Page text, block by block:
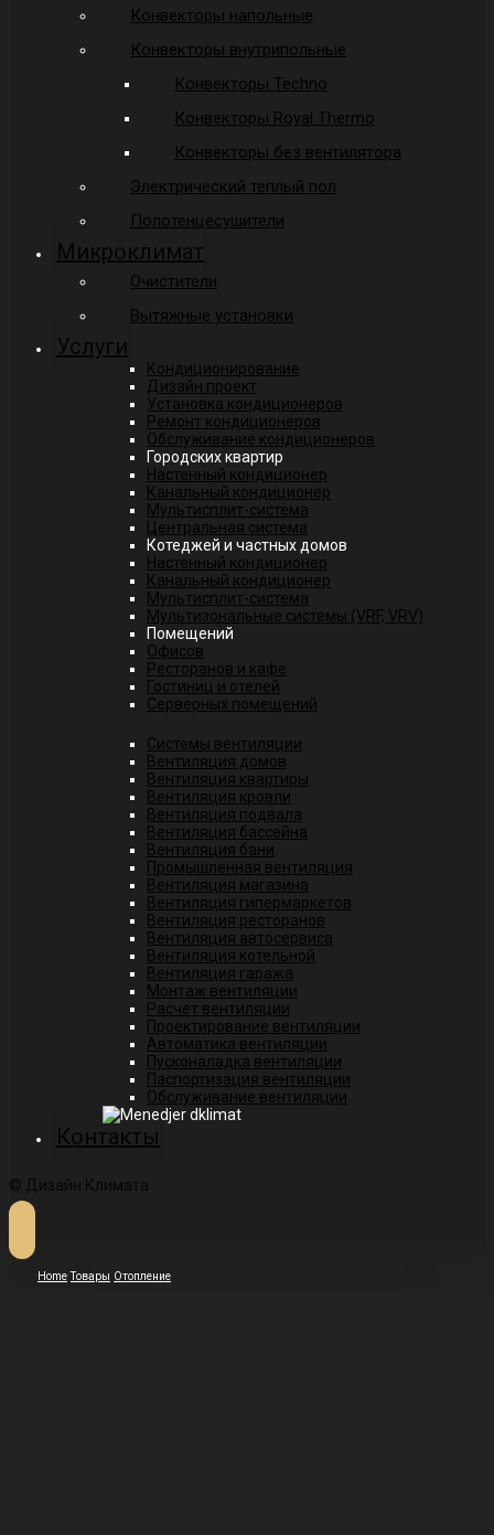
Конвекторы напольные
Конвекторы внутрипольные
Конвекторы Techno
Конвекторы Royal Thermo
Конвекторы без вентилятора
Электрический теплый пол
Полотенцесушители
Микроклимат
Очистители
Вытяжные установки
Услуги
Кондиционирование
Дизайн проект
Установка кондиционеров
Ремонт кондиционеров
Обслуживание кондиционеров
Городских квартир
Настенный кондиционер
Канальный кондиционер
Мультисплит-система
Центральная система
Котеджей и частных домов
Настенный кондиционер
Канальный кондиционер
Мультисплит-система
Мультизональные системы (VRF, VRV)
Помещений
Офисов
Ресторанов и кафе
Гостиниц и отелей
Серверных помещений
Системы вентиляции
Вентиляция домов
Вентиляция квартиры
Вентиляция кровли
Вентиляция подвала
Вентиляция бассейна
Вентиляция бани
Промышленная вентиляция
Вентиляция магазина
Вентиляция гипермаркетов
Вентиляция ресторанов
Вентиляция автосервиса
Вентиляция котельной
Вентиляция гаража
Монтаж вентиляции
Расчет вентиляции
Проектирование вентиляции
Автоматика вентиляции
Пусконаладка вентиляции
Паспортизация вентиляции
Обслуживание вентиляции
Контакты
© Дизайн Климата
Home Товары Отопление